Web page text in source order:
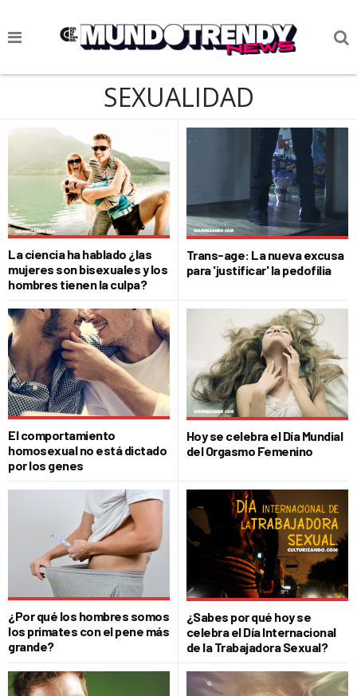
NOTICIAS
CIENCIA Y TECNOLOGÍA
VIDA
SOCIEDAD
CULTURIZANDO.COM
SEXUALIDAD
La ciencia ha hablado ¿las
mujeres son bisexuales y los
hombres tienen la culpa?
Trans-age: La nueva excusa
para 'justificar' la pedofilia
El comportamiento
homosexual no está dictado
por los genes
Hoy se celebra el Día Mundial
del Orgasmo Femenino
¿Por qué los hombres somos
los primates con el pene más
grande?
¿Sabes por qué hoy se
celebra el Día Internacional
de la Trabajadora Sexual?